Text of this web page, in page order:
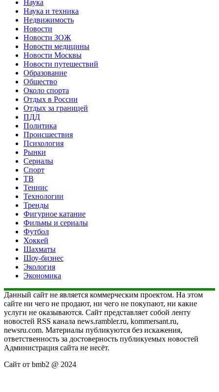
Наука
Наука и техника
Недвижимость
Новости
Новости ЗОЖ
Новости медицины
Новости Москвы
Новости путешествий
Образование
Общество
Около спорта
Отдых в России
Отдых за границей
ПДД
Политика
Происшествия
Психология
Рынки
Сериалы
Спорт
ТВ
Теннис
Технологии
Тренды
Фигурное катание
Фильмы и сериалы
Футбол
Хоккей
Шахматы
Шоу-бизнес
Экология
Экономика
Данный сайт не является коммерческим проектом. На этом
сайте ни чего не продают, ни чего не покупают, ни какие
услуги не оказываются. Сайт представляет собой ленту
новостей RSS канала news.rambler.ru, kommersant.ru,
newsru.com. Материалы публикуются без искажения,
ответственность за достоверность публикуемых новостей
Администрация сайта не несёт.
Сайт от bmb2 @ 2024